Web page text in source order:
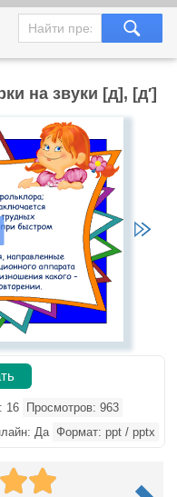
на звуки [д], [д′]
16
Просмотров: 963
Да Формат: ppt / pptx